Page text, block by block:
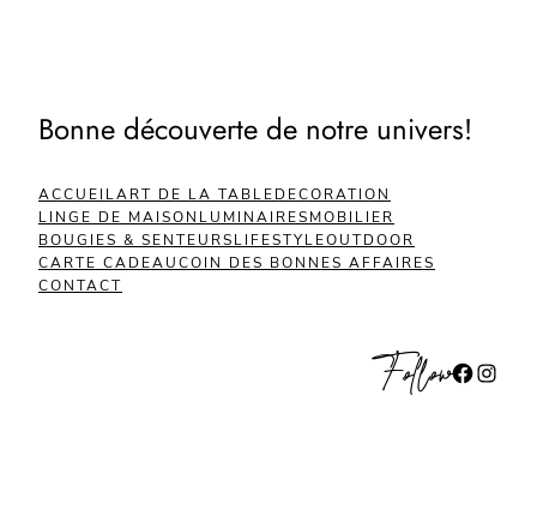
Bonne découverte de notre univers!
ACCUEILART DE LA TABLEDECORATION
LINGE DE MAISON LUMINAIRESMOBILIER
BOUGIES & SENTEURSLIFESTYLEOUTDOOR
CARTE CADEAUCOIN DES BONNES AFFAIRES
CONTACT
FollowFacebook Instagram